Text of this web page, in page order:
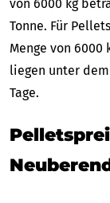
von 6000 kg
Tonne. Für
Menge von 6000
liegen unter
Tage.